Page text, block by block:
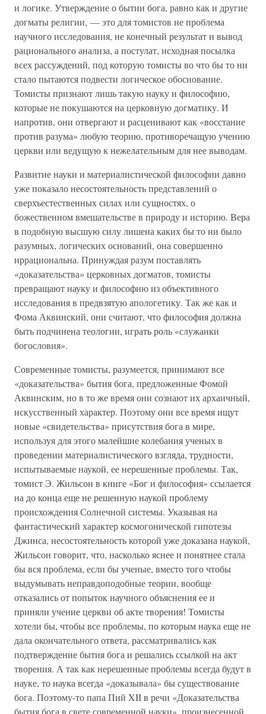
и логике. Утверждение о бытии бога, равно как и другие
догматы религии, — это для томистов не проблема
научного исследования, не конечный результат и вывод
рационального анализа, а постулат, исходная посылка
всех рассуждений, под которую томисты во что бы то ни
стало пытаются подвести логическое обоснование.
Томисты признают лишь такую науку и философию,
которые не покушаются на церковную догматику. И
напротив, они отвергают и расценивают как «восстание
против разума» любую теорию, противоречащую учению
церкви или ведущую к нежелательным для нее выводам.
Развитие науки и материалистической философии давно
уже показало несостоятельность представлений о
сверхъестественных силах или сущностях, о
божественном вмешательстве в природу и историю. Вера
в подобную высшую силу лишена каких бы то ни было
разумных, логических оснований, она совершенно
иррациональна. Принуждая разум поставлять
«доказательства» церковных догматов, томисты
превращают науку и философию из объективного
исследования в предвзятую апологетику. Так же как и
Фома Аквинский, они считают, что философия должна
быть подчинена теологии, играть роль «служанки
богословия».
Современные томисты, разумеется, принимают все
«доказательства» бытия бога, предложенные Фомой
Аквинским, но в то же время они сознают их архаичный,
искусственный характер. Поэтому они все время ищут
новые «свидетельства» присутствия бога в мире,
используя для этого малейшие колебания ученых в
проведении материалистического взгляда, трудности,
испытываемые наукой, ее нерешенные проблемы. Так,
томист Э. Жильсон в книге «Бог и философия» ссылается
на до конца еще не решенную наукой проблему
происхождения Солнечной системы. Указывая на
фантастический характер космогонической гипотезы
Джинса, несостоятельность которой уже доказана наукой,
Жильсон говорит, что, насколько яснее и понятнее стала
бы вся проблема, если бы ученые, вместо того чтобы
выдумывать неправдоподобные теории, вообще
отказались от попыток научного объяснения ее и
приняли учение церкви об акте творения! Томисты
хотели бы, чтобы все проблемы, по которым наука еще не
дала окончательного ответа, рассматривались как
подтверждение бытия бога и решались ссылкой на акт
творения. А так как нерешенные проблемы всегда будут в
науке, то наука всегда «доказывала» бы существование
бога. Поэтому-то папа Пий XII в речи «Доказательства
бытия бога в свете современной науки», произнесенной